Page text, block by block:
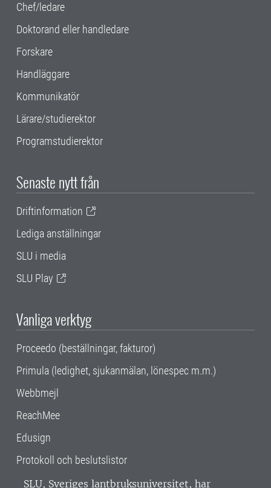
Chef/ledare
Doktorand eller handledare
Forskare
Handläggare
Kommunikatör
Lärare/studierektor
Programstudierektor
Senaste nytt från
Driftinformation
Lediga anställningar
SLU i media
SLU Play
Vanliga verktyg
Proceedo (beställningar, fakturor)
Primula (ledighet, sjukanmälan, lönespec m.m.)
Webbmejl
ReachMee
Edusign
Protokoll och beslutslistor
SLU, Sveriges lantbruksuniversitet, har